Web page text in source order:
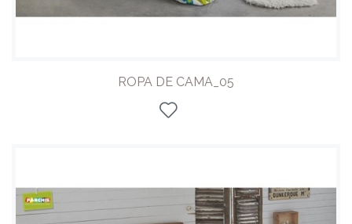
ROPA DE CAMA_05